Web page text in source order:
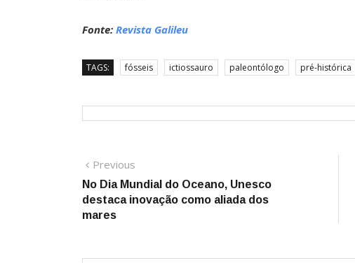
Fonte: Revista Galileu
TAGS: fósseis ictiossauro paleontólogo pré-histórica
Navegação
de
Post
Previous
post:
No Dia Mundial do Oceano, Unesco
destaca inovação como aliada dos
mares